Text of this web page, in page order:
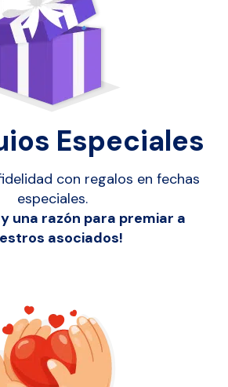
Especiales
con regalos en fechas
especiales.
una razón para premiar a
asociados!